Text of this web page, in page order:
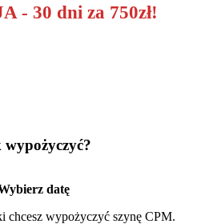
- 30 dni za 750zł!
wypożyczyć?
datę
chcesz wypożyczyć szynę CPM.